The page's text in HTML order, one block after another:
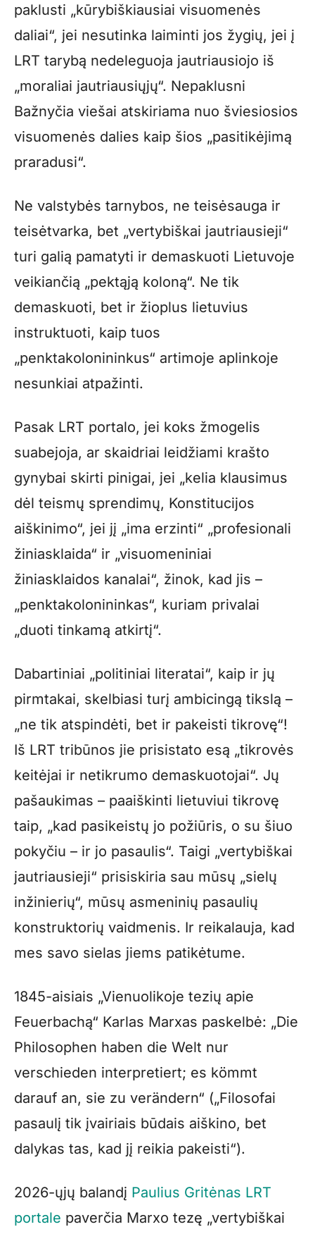
paklusti „kūrybiškiausiai visuomenės
daliai“, jei nesutinka laiminti jos žygių, jei į
LRT tarybą nedeleguoja jautriausiojo iš
„moraliai jautriausiųjų“. Nepaklusni
Bažnyčia viešai atskiriama nuo šviesiosios
visuomenės dalies kaip šios „pasitikėjimą
praradusi“.
Ne valstybės tarnybos, ne teisėsauga ir
teisėtvarka, bet „vertybiškai jautriausieji“
turi galią pamatyti ir demaskuoti Lietuvoje
veikiančią „pektąją koloną“. Ne tik
demaskuoti, bet ir žioplus lietuvius
instruktuoti, kaip tuos
„penktakolonininkus“ artimoje aplinkoje
nesunkiai atpažinti.
Pasak LRT portalo, jei koks žmogelis
suabejoja, ar skaidriai leidžiami krašto
gynybai skirti pinigai, jei „kelia klausimus
dėl teismų sprendimų, Konstitucijos
aiškinimo“, jei jį „ima erzinti“ „profesionali
žiniasklaida“ ir „visuomeniniai
žiniasklaidos kanalai“, žinok, kad jis –
„penktakolonininkas“, kuriam privalai
„duoti tinkamą atkirtį“.
Dabartiniai „politiniai literatai“, kaip ir jų
pirmtakai, skelbiasi turį ambicingą tikslą –
„ne tik atspindėti, bet ir pakeisti tikrovę“!
Iš LRT tribūnos jie prisistato esą „tikrovės
keitėjai ir netikrumo demaskuotojai“. Jų
pašaukimas – paaiškinti lietuviui tikrovę
taip, „kad pasikeistų jo požiūris, o su šiuo
pokyčiu – ir jo pasaulis“. Taigi „vertybiškai
jautriausieji“ prisiskiria sau mūsų „sielų
inžinierių“, mūsų asmeninių pasaulių
konstruktorių vaidmenis. Ir reikalauja, kad
mes savo sielas jiems patikėtume.
1845-aisiais „Vienuolikoje tezių apie
Feuerbachą“ Karlas Marxas paskelbė: „Die
Philosophen haben die Welt nur
verschieden interpretiert; es kömmt
darauf an, sie zu verändern“ („Filosofai
pasaulį tik įvairiais būdais aiškino, bet
dalykas tas, kad jį reikia pakeisti“).
2026-ųjų balandį Paulius Gritėnas LRT
portale paverčia Marxo tezę „vertybiškai